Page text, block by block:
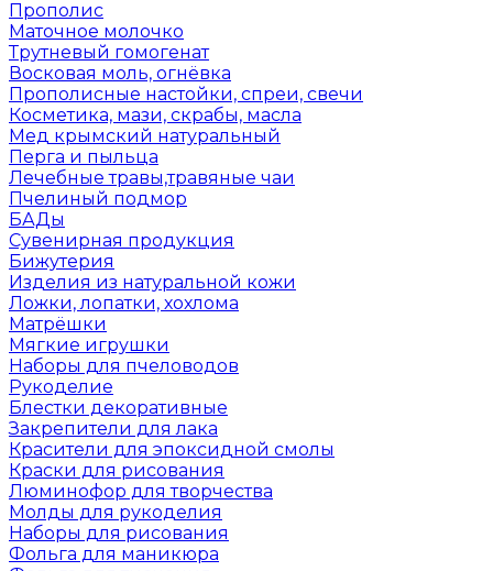
Прополис
Маточное молочко
Трутневый гомогенат
Восковая моль, огнёвка
Прополисные настойки, спреи, свечи
Косметика, мази, скрабы, масла
Мед крымский натуральный
Перга и пыльца
Лечебные травы,травяные чаи
Пчелиный подмор
БАДы
Сувенирная продукция
Бижутерия
Изделия из натуральной кожи
Ложки, лопатки, хохлома
Матрёшки
Мягкие игрушки
Наборы для пчеловодов
Рукоделие
Блестки декоративные
Закрепители для лака
Красители для эпоксидной смолы
Краски для рисования
Люминофор для творчества
Молды для рукоделия
Наборы для рисования
Фольга для маникюра